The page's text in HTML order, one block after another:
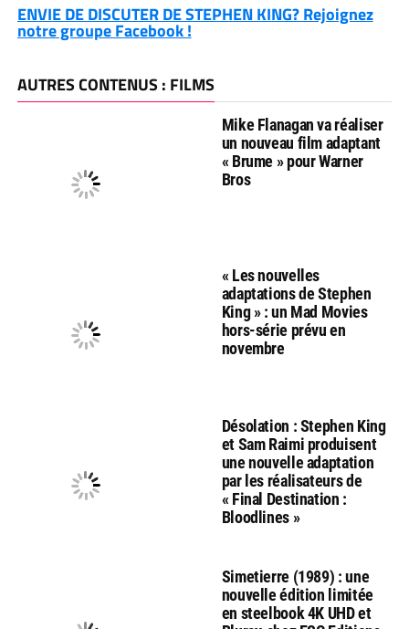
ENVIE DE DISCUTER DE STEPHEN KING? Rejoignez
notre groupe Facebook !
AUTRES CONTENUS : FILMS
Mike Flanagan va réaliser
un nouveau film adaptant
« Brume » pour Warner
Bros
« Les nouvelles
adaptations de Stephen
King » : un Mad Movies
hors-série prévu en
novembre
Désolation : Stephen King
et Sam Raimi produisent
une nouvelle adaptation
par les réalisateurs de
« Final Destination :
Bloodlines »
Simetierre (1989) : une
nouvelle édition limitée
en steelbook 4K UHD et